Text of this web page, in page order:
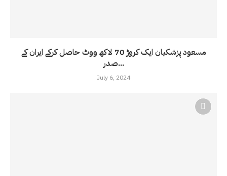
مسعود پزشکیان ایک کروڑ 70 لاکھ ووٹ حاصل کرکے ایران کے
صدر...
July 6, 2024